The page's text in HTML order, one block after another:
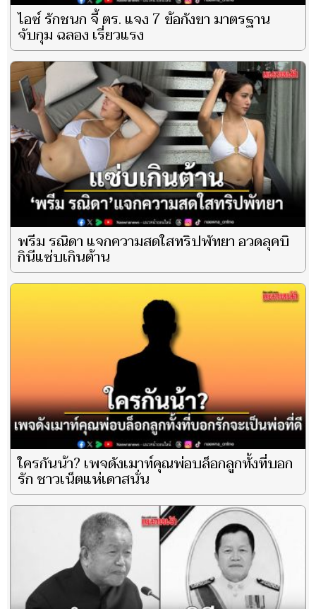
ไอซ์ รักชนก จี้ ตร. แจง 7 ข้อกังขา มาตรฐาน
จับกุม ฉลอง เรี่ยวแรง
พรีม รณิดา แจกความสดใสทริปพัทยา อวดลุคบิ
กินีแซ่บเกินต้าน
ใครกันน้า? เพจดังเมาท์คุณพ่อบล็อกลูกทั้งที่บอก
รัก ชาวเน็ตแห่เดาสนั่น